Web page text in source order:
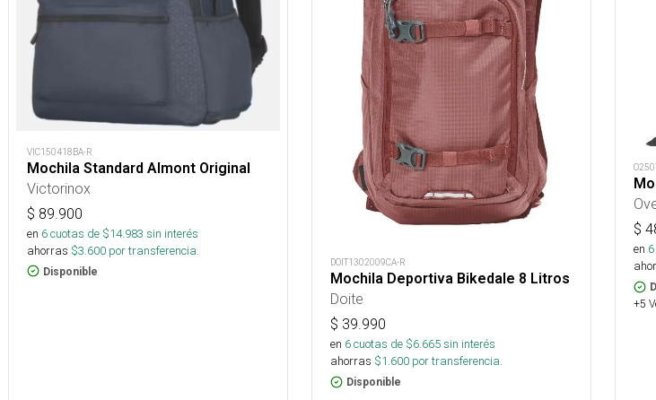
VIC150418BA-R
Mochila Standard Almont Original
Victorinox
$ 89.900
en 6cuotas de $14.983 sin interés
ahorras $3.600 por transferencia.
Disponible
DOIT1302009CA-R
Mochila Deportiva Bikedale 8 Litros
Doite
$ 39.990
en 6cuotas de $6.665sin interés
ahorras $1.600 por transferencia.
Disponible
$
en 6
+5